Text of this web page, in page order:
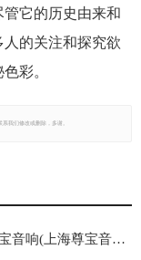
它的历史由来和
的关注和探究欲
彩。
我们修改或删除，多谢。
上海尊宝音响(上海尊宝音响：打造专业高品质音响！)